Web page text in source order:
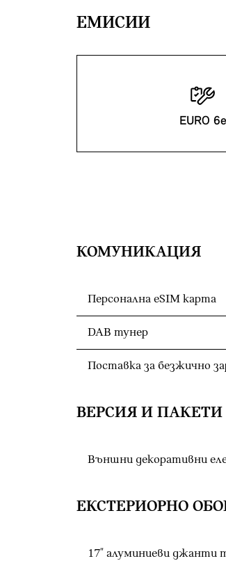
EМИСИИ
EURO 6e
КОМУНИКАЦИЯ
Персонална eSIM карта
DAB тунер
Поставка за безжично
ВЕРСИЯ И ПАКЕТИ
Външни декоративни
ЕКСТЕРИОРНО
17" алуминиеви джанти